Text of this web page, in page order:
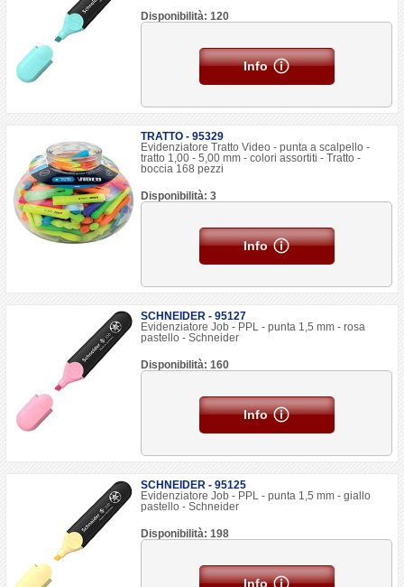
Disponibilità: 120
Info
TRATTO - 95329
Evidenziatore Tratto Video - punta a scalpello -
tratto 1,00 - 5,00 mm - colori assortiti - Tratto -
boccia 168 pezzi
Disponibilità: 3
Info
SCHNEIDER - 95127
Evidenziatore Job - PPL - punta 1,5 mm - rosa
pastello - Schneider
Disponibilità: 160
Info
SCHNEIDER - 95125
Evidenziatore Job - PPL - punta 1,5 mm - giallo
pastello - Schneider
Disponibilità: 198
Info